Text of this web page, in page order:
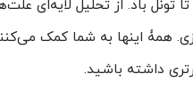
تونل باد. از تحلیل لایه‌ای
همۀ اینها به شما کمک
داشته باشید.